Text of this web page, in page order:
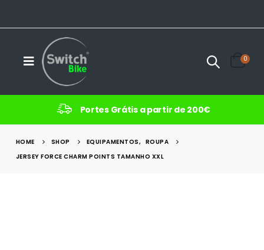
0
Portes Grátis a partir de 200€
HOME SHOP EQUIPAMENTOS, ROUPA
JERSEY FORCE CHARM POINTS TAMANHO XXL